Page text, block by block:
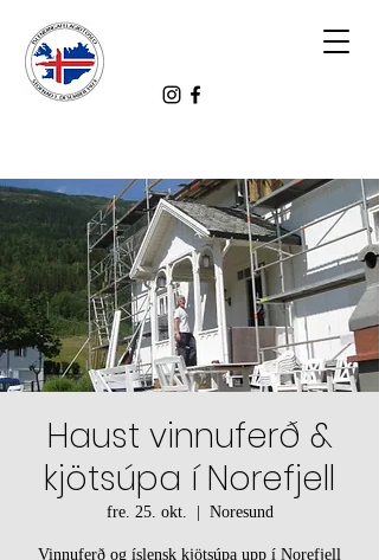
Haust vinnuferð &
kjötsúpa í Norefjell
fre. 25. okt. Noresund
Vinnuferð og íslensk kjötsúpa upp í Norefjell